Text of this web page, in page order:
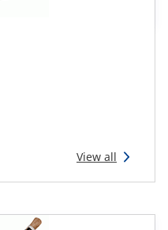
View all